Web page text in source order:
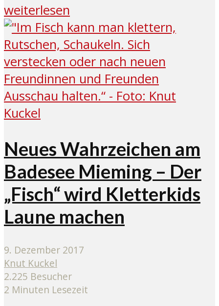
weiterlesen
Neues Wahrzeichen am
Badesee Mieming – Der
„Fisch“ wird Kletterkids
Laune machen
9. Dezember 2017
Knut Kuckel
2.225 Besucher
2 Minuten Lesezeit